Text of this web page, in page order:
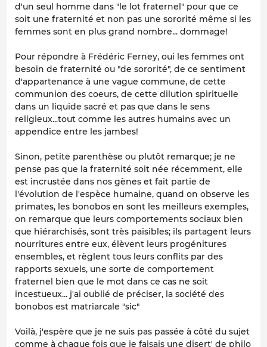
d'un seul homme dans "le lot fraternel" pour que ce
soit une fraternité et non pas une sororité même si les
femmes sont en plus grand nombre... dommage!
Pour répondre à Frédéric Ferney, oui les femmes ont
besoin de fraternité ou "de sororité", de ce sentiment
d'appartenance à une vague commune, de cette
communion des coeurs, de cette dilution spirituelle
dans un liquide sacré et pas que dans le sens
religieux...tout comme les autres humains avec un
appendice entre les jambes!
Sinon, petite parenthèse ou plutôt remarque; je ne
pense pas que la fraternité soit née récemment, elle
est incrustée dans nos gènes et fait partie de
l'évolution de l'espèce humaine, quand on observe les
primates, les bonobos en sont les meilleurs exemples,
on remarque que leurs comportements sociaux bien
que hiérarchisés, sont très paisibles; ils partagent leurs
nourritures entre eux, élèvent leurs progénitures
ensembles, et règlent tous leurs conflits par des
rapports sexuels, une sorte de comportement
fraternel bien que le mot dans ce cas ne soit
incestueux... j'ai oublié de préciser, la société des
bonobos est matriarcale "sic"
Voilà, j'espère que je ne suis pas passée à côté du sujet
comme à chaque fois que je faisais une disert' de philo